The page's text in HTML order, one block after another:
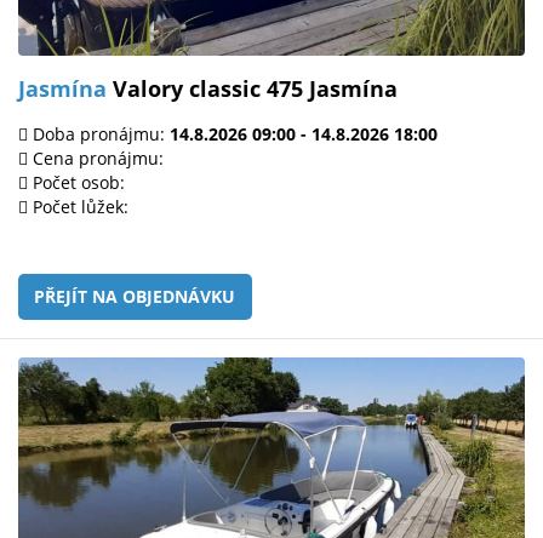
Jasmína Valory classic 475 Jasmína
Doba pronájmu: 14.8.2026 09:00 - 14.8.2026 18:00
Cena pronájmu:
Počet osob:
Počet lůžek:
PŘEJÍT NA OBJEDNÁVKU